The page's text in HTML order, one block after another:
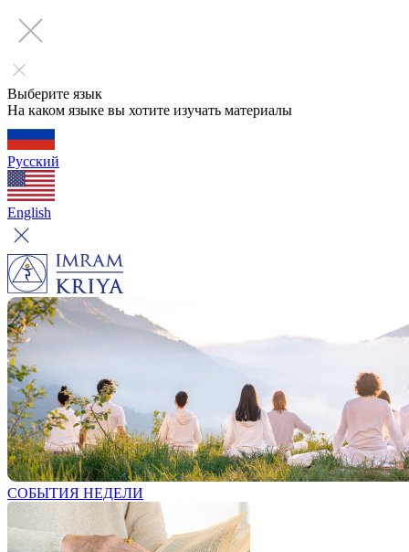
Выберите язык
На каком языке вы хотите изучать материалы
Русский
English
СОБЫТИЯ НЕДЕЛИ